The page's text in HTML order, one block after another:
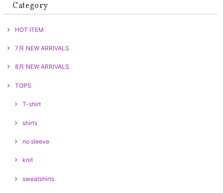
Category
HOT ITEM
7月 NEW ARRIVALS
8月 NEW ARRIVALS
TOPS
T-shirt
shirts
no sleeve
knit
sweatshirts